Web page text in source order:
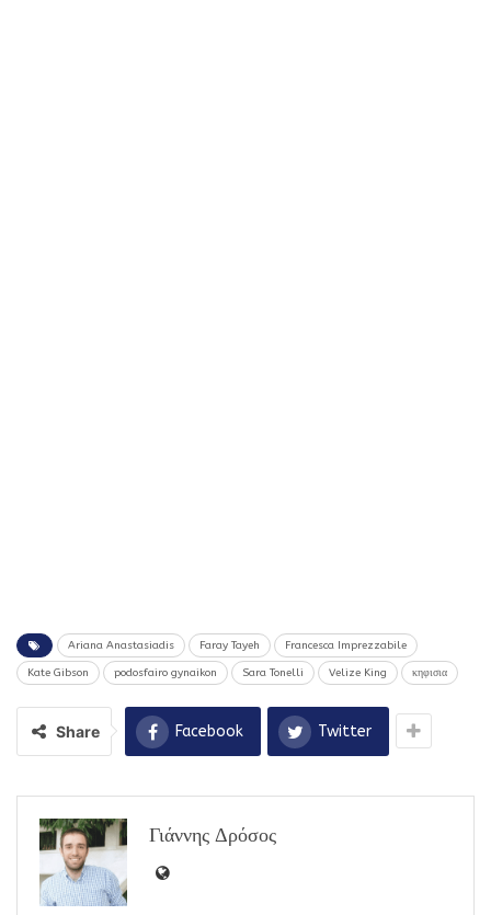
Ariana Anastasiadis Faray Tayeh Francesca Imprezzabile
Kate Gibson podosfairo gynaikon Sara Tonelli Velize King κηφισια
Share Facebook Twitter
Γιάννης Δρόσος